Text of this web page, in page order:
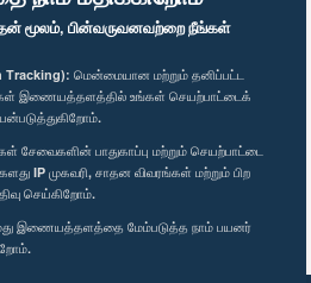
மூலம், பின்வருவனவற்றை நீங்கள்
Tracking): மென்மையான மற்றும் தனிப்பட்ட
இணையத்தளத்தில் உங்கள் செயற்பாட்டைக்
சேவைகளின் பாதுகாப்பு மற்றும் செயற்பாட்டை
IP முகவரி, சாதன விவரங்கள் மற்றும் பிற
செய்கிறோம்.
இணையத்தளத்தை மேம்படுத்த நாம் பயனர்